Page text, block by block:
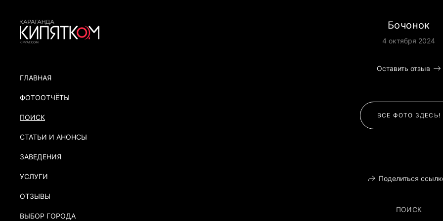
ГЛАВНАЯ
ФОТООТЧЁТЫ
ПОИСК
СТАТЬИ И АНОНСЫ
ЗАВЕДЕНИЯ
УСЛУГИ
ОТЗЫВЫ
ВЫБОР ГОРОДА
Бочонок
4 октября 2024
Оставить отзыв
ВСЕ ФОТО ЗДЕСЬ!
Поделиться
ПОИСК